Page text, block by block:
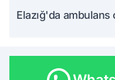
Elazığ'da ambulans